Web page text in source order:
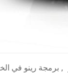
, برمجة رينو في